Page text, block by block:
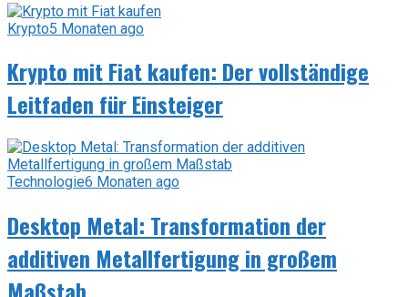
Krypto5 Monaten ago
Krypto mit Fiat kaufen: Der vollständige
Leitfaden für Einsteiger
Technologie6 Monaten ago
Desktop Metal: Transformation der
additiven Metallfertigung in großem